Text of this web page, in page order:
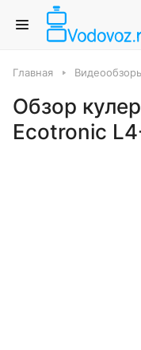
Главная
Обзор
Ecotronic